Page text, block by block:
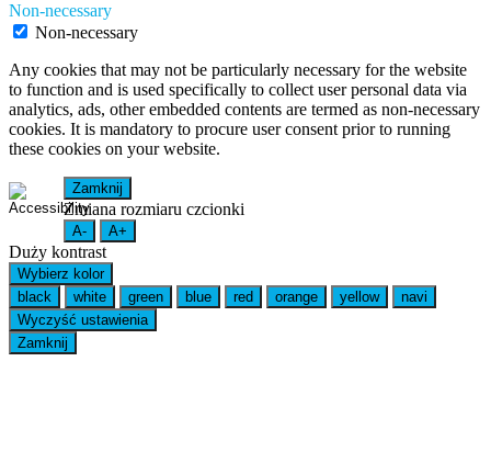
Non-necessary
Non-necessary
Any cookies that may not be particularly necessary for the website
to function and is used specifically to collect user personal data via
analytics, ads, other embedded contents are termed as non-necessary
cookies. It is mandatory to procure user consent prior to running
these cookies on your website.
Zamknij
Zmiana rozmiaru czcionki
A- A+
Duży kontrast
Wybierz kolor
black
white green blue red orange yellow
navi
Wyczyść ustawienia
Zamknij